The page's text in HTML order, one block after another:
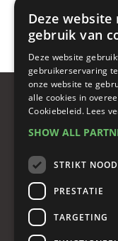
Deze website
gebruik van
Deze website
gebruikerservaring
onze website te
alle cookies in
Cookiebeleid. Lees
SHOW ALL
STRIKT
PRESTATIE
TARGETING